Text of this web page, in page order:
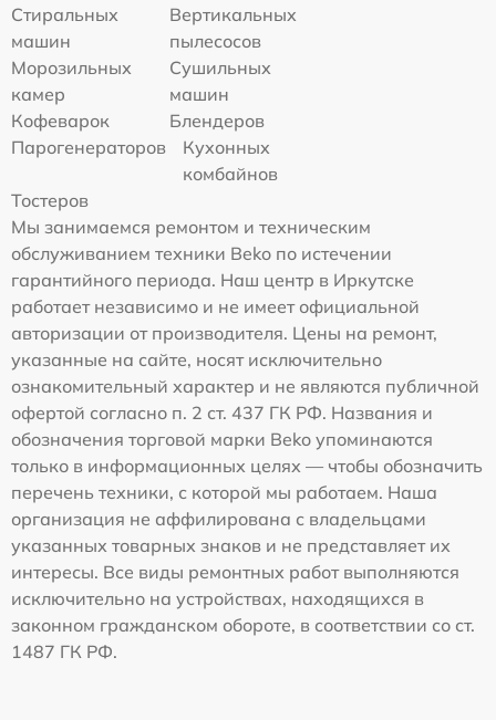
Стиральных
машин
Вертикальных
пылесосов
Морозильных
камер
Сушильных
машин
Кофеварок
Блендеров
Парогенераторов
Кухонных
комбайнов
Тостеров
Мы занимаемся ремонтом и техническим
обслуживанием техники Beko по истечении
гарантийного периода. Наш центр в Иркутске
работает независимо и не имеет официальной
авторизации от производителя. Цены на ремонт,
указанные на сайте, носят исключительно
ознакомительный характер и не являются публичной
офертой согласно п. 2 ст. 437 ГК РФ. Названия и
обозначения торговой марки Beko упоминаются
только в информационных целях — чтобы обозначить
перечень техники, с которой мы работаем. Наша
организация не аффилирована с владельцами
указанных товарных знаков и не представляет их
интересы. Все виды ремонтных работ выполняются
исключительно на устройствах, находящихся в
законном гражданском обороте, в соответствии со ст.
1487 ГК РФ.